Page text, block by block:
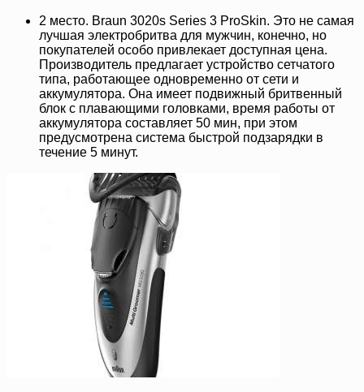
2 место. Braun 3020s Series 3 ProSkin. Это не самая
лучшая электробритва для мужчин, конечно, но
покупателей особо привлекает доступная цена.
Производитель предлагает устройство сетчатого
типа, работающее одновременно от сети и
аккумулятора. Она имеет подвижный бритвенный
блок с плавающими головками, время работы от
аккумулятора составляет 50 мин, при этом
предусмотрена система быстрой подзарядки в
течение 5 минут.